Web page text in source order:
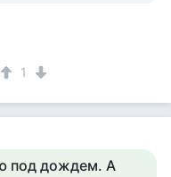
1
под дождем. А